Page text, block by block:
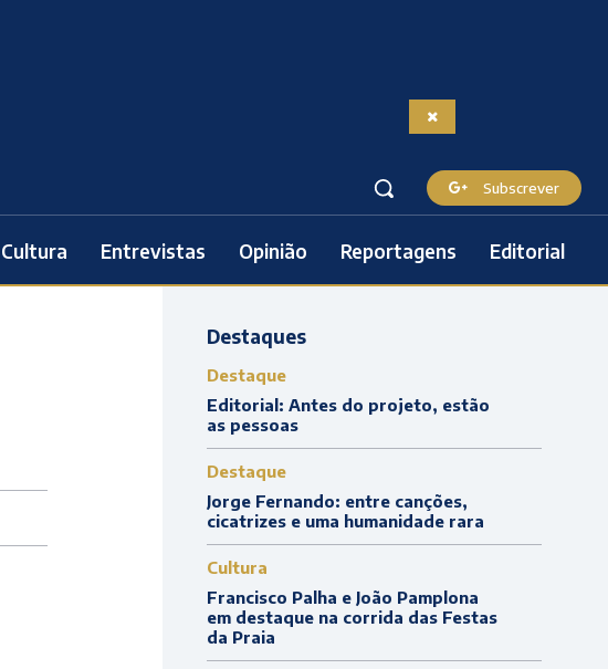
Subscrever
Cultura Entrevistas Opinião Reportagens Editorial
Destaques
Destaque
Editorial: Antes do projeto, estão
as pessoas
Destaque
Jorge Fernando: entre canções,
cicatrizes e uma humanidade rara
Cultura
Francisco Palha e João Pamplona
em destaque na corrida das Festas
da Praia